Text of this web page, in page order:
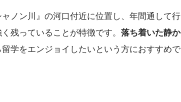
ノン川』の河口付近に位置し、年間通して行
残っていることが特徴です。 落ち着いた静か
学をエンジョイしたいという方におすすめで